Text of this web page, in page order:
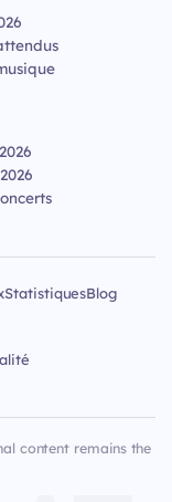
StatistiquesBlog
content remains the